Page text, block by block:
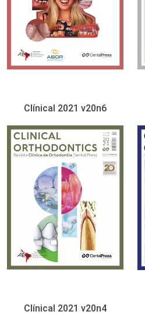
Clínical 2021 v20n6
Clínical 2021 v20n4